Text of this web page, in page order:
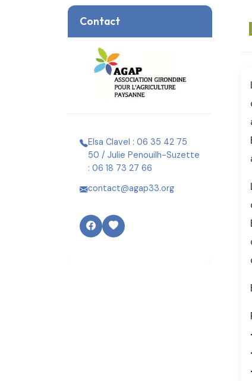
Contact
Elsa Clavel : 06 35 42 75
50 / Julie Penouilh-Suzette
: 06 18 73 27 66
contact@agap33.org